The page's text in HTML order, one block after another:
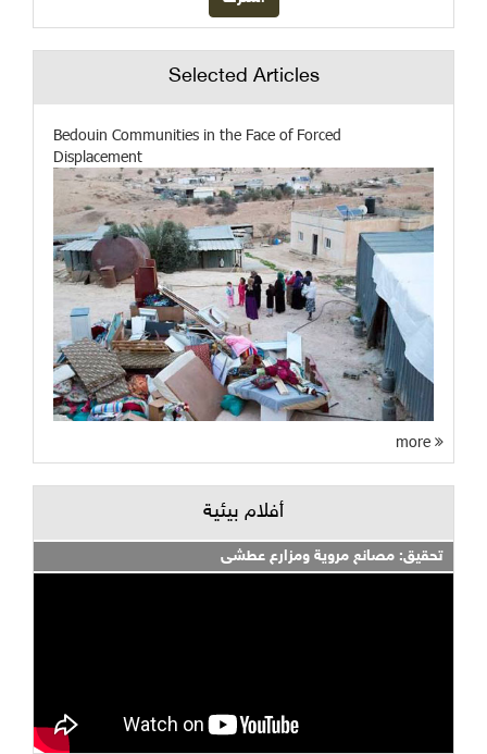
Selected Articles
Bedouin Communities in the Face of Forced
Displacement
أفلام بيئية
تحقيق: مصانع مروية ومزارع عطشى